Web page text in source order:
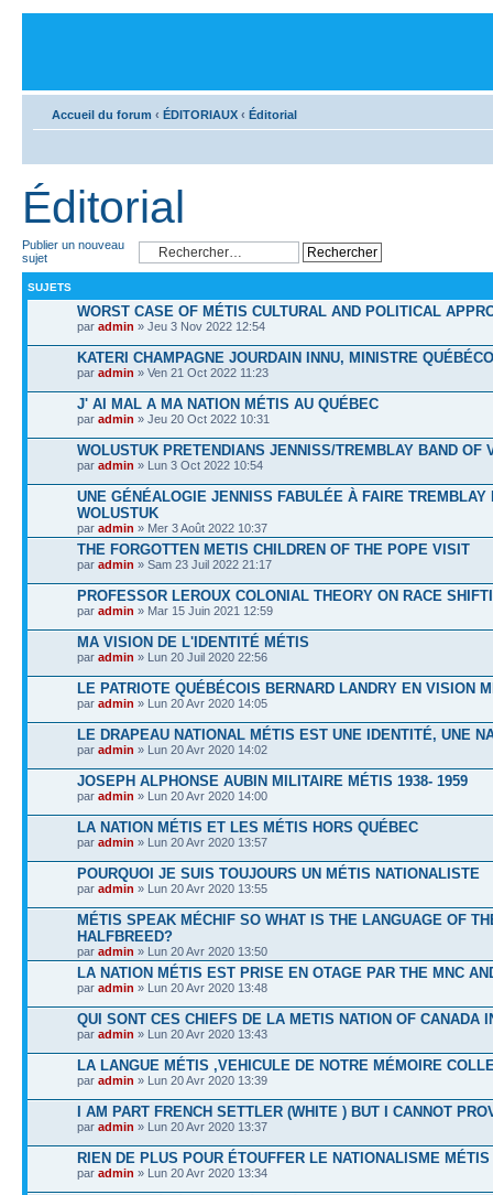
Accueil du forum ‹ ÉDITORIAUX ‹ Éditorial
Éditorial
Publier un nouveau
sujet
SUJETS
WORST CASE OF MÉTIS CULTURAL AND POLITICAL
par admin » Jeu 3 Nov 2022 12:54
KATERI CHAMPAGNE JOURDAIN INNU, MINISTRE
par admin » Ven 21 Oct 2022 11:23
J' AI MAL A MA NATION MÉTIS AU QUÉBEC
par admin » Jeu 20 Oct 2022 10:31
WOLUSTUK PRETENDIANS JENNISS/TREMBLAY BAND OF
par admin » Lun 3 Oct 2022 10:54
UNE GÉNÉALOGIE JENNISS FABULÉE À FAIRE TREMBLAY
WOLUSTUK
par admin » Mer 3 Août 2022 10:37
THE FORGOTTEN METIS CHILDREN OF THE POPE VISIT
par admin » Sam 23 Juil 2022 21:17
PROFESSOR LEROUX COLONIAL THEORY ON RACE
par admin » Mar 15 Juin 2021 12:59
MA VISION DE L'IDENTITÉ MÉTIS
par admin » Lun 20 Juil 2020 22:56
LE PATRIOTE QUÉBÉCOIS BERNARD LANDRY EN VISION
par admin » Lun 20 Avr 2020 14:05
LE DRAPEAU NATIONAL MÉTIS EST UNE IDENTITÉ, UNE
par admin » Lun 20 Avr 2020 14:02
JOSEPH ALPHONSE AUBIN MILITAIRE MÉTIS 1938- 1959
par admin » Lun 20 Avr 2020 14:00
LA NATION MÉTIS ET LES MÉTIS HORS QUÉBEC
par admin » Lun 20 Avr 2020 13:57
POURQUOI JE SUIS TOUJOURS UN MÉTIS NATIONALISTE
par admin » Lun 20 Avr 2020 13:55
MÉTIS SPEAK MÉCHIF SO WHAT IS THE LANGUAGE OF
HALFBREED?
par admin » Lun 20 Avr 2020 13:50
LA NATION MÉTIS EST PRISE EN OTAGE PAR THE MNC
par admin » Lun 20 Avr 2020 13:48
QUI SONT CES CHIEFS DE LA METIS NATION OF CANADA
par admin » Lun 20 Avr 2020 13:43
LA LANGUE MÉTIS ,VEHICULE DE NOTRE MÉMOIRE
par admin » Lun 20 Avr 2020 13:39
I AM PART FRENCH SETTLER (WHITE ) BUT I CANNOT
par admin » Lun 20 Avr 2020 13:37
RIEN DE PLUS POUR ÉTOUFFER LE NATIONALISME
par admin » Lun 20 Avr 2020 13:34